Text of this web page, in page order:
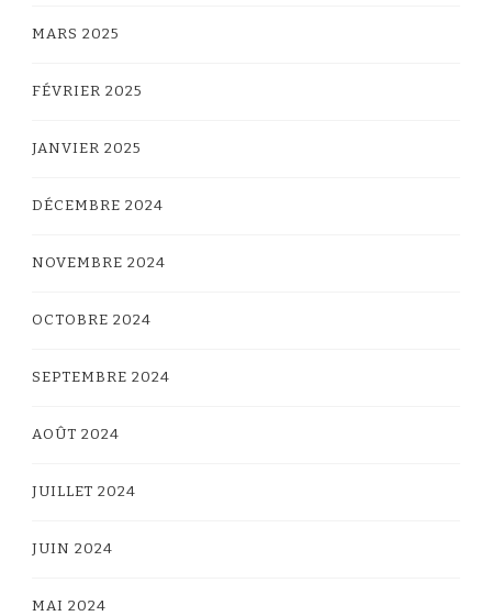
MARS 2025
FÉVRIER 2025
JANVIER 2025
DÉCEMBRE 2024
NOVEMBRE 2024
OCTOBRE 2024
SEPTEMBRE 2024
AOÛT 2024
JUILLET 2024
JUIN 2024
MAI 2024